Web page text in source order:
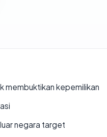
membuktikan kepemilikan
negara target